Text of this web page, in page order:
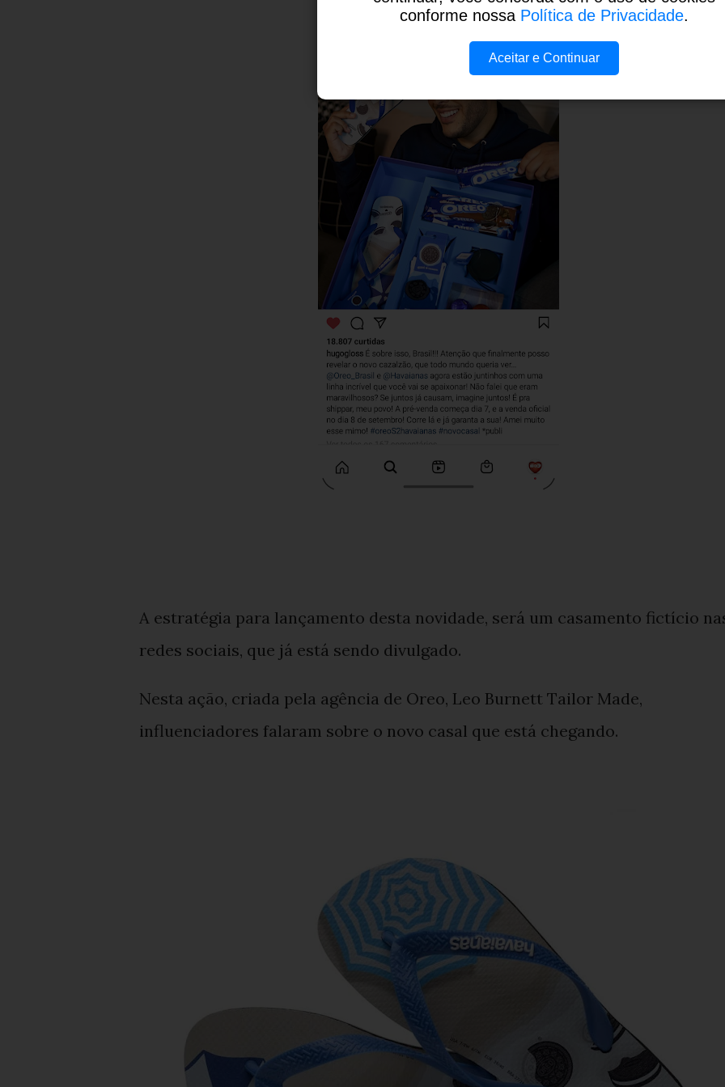
A estratégia para lançamento desta novidade, será um casamento fictício
redes sociais, que já está sendo divulgado.
Nesta ação, criada pela agência de Oreo, Leo Burnett Tailor Made,
influenciadores falaram sobre o novo casal que está chegando.
conforme nossa Política de Privacidade.
Aceitar e Continuar